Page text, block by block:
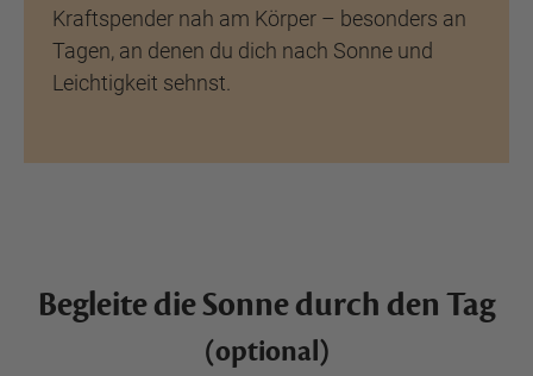
Kraftspender nah am Körper – besonders an
Tagen, an denen du dich nach Sonne und
Leichtigkeit sehnst.
Begleite die Sonne durch den Tag
(optional)